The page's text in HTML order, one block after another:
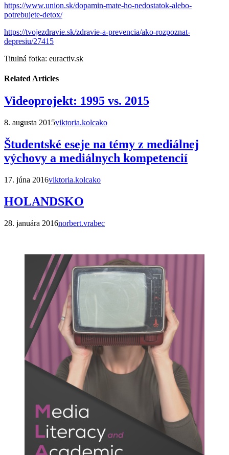
https://www.union.sk/dopamin-mate-ho-nedostatok-alebo-
potrebujete-detox/
https://tvojezdravie.sk/zdravie-a-prevencia/ako-rozpoznat-
depresiu/27415
Titulná fotka: euractiv.sk
Related Articles
Videoprojekt: 1995 vs. 2015
8. augusta 2015viktoria.kolcako
Študentské eseje na témy z mediálnej
výchovy a mediálnych kompetencií
17. júna 2016viktoria.kolcako
HOLANDSKO
28. januára 2016norbert.vrabec